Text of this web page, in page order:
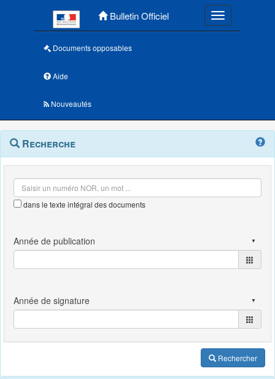
Bulletin Officiel Toggle
Documents opposables
Aide
Nouveautés
Navigation
outils
Menu
contextuel
Recherche
dans le texte intégral des documents
Rechercher